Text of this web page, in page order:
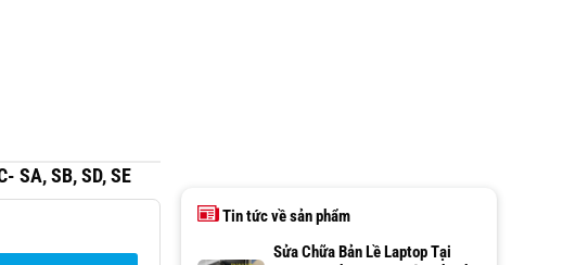
SA, SB, SD, SE
Tin tức về sản phẩm
Sửa Chữa Bản Lề Laptop Tại